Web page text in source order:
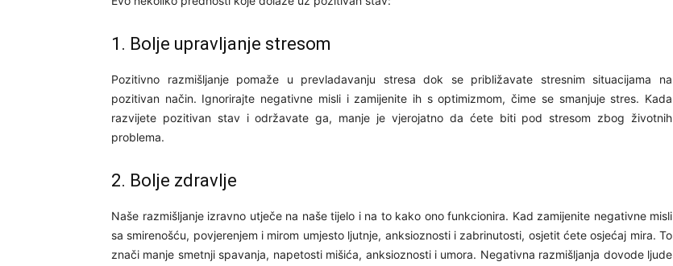
1. Bolje upravljanje stresom
Pozitivno razmišljanje pomaže u prevladavanju stresa dok se približavate stresnim situacijama na
pozitivan način. Ignorirajte negativne misli i zamijenite ih s optimizmom, čime se smanjuje stres. Kada
razvijete pozitivan stav i održavate ga, manje je vjerojatno da ćete biti pod stresom zbog životnih
problema.
2. Bolje zdravlje
Naše razmišljanje izravno utječe na naše tijelo i na to kako ono funkcionira. Kad zamijenite negativne misli
sa smirenošću, povjerenjem i mirom umjesto ljutnje, anksioznosti i zabrinutosti, osjetit ćete osjećaj mira. To
znači manje smetnji spavanja, napetosti mišića, anksioznosti i umora. Negativna razmišljanja dovode ljude